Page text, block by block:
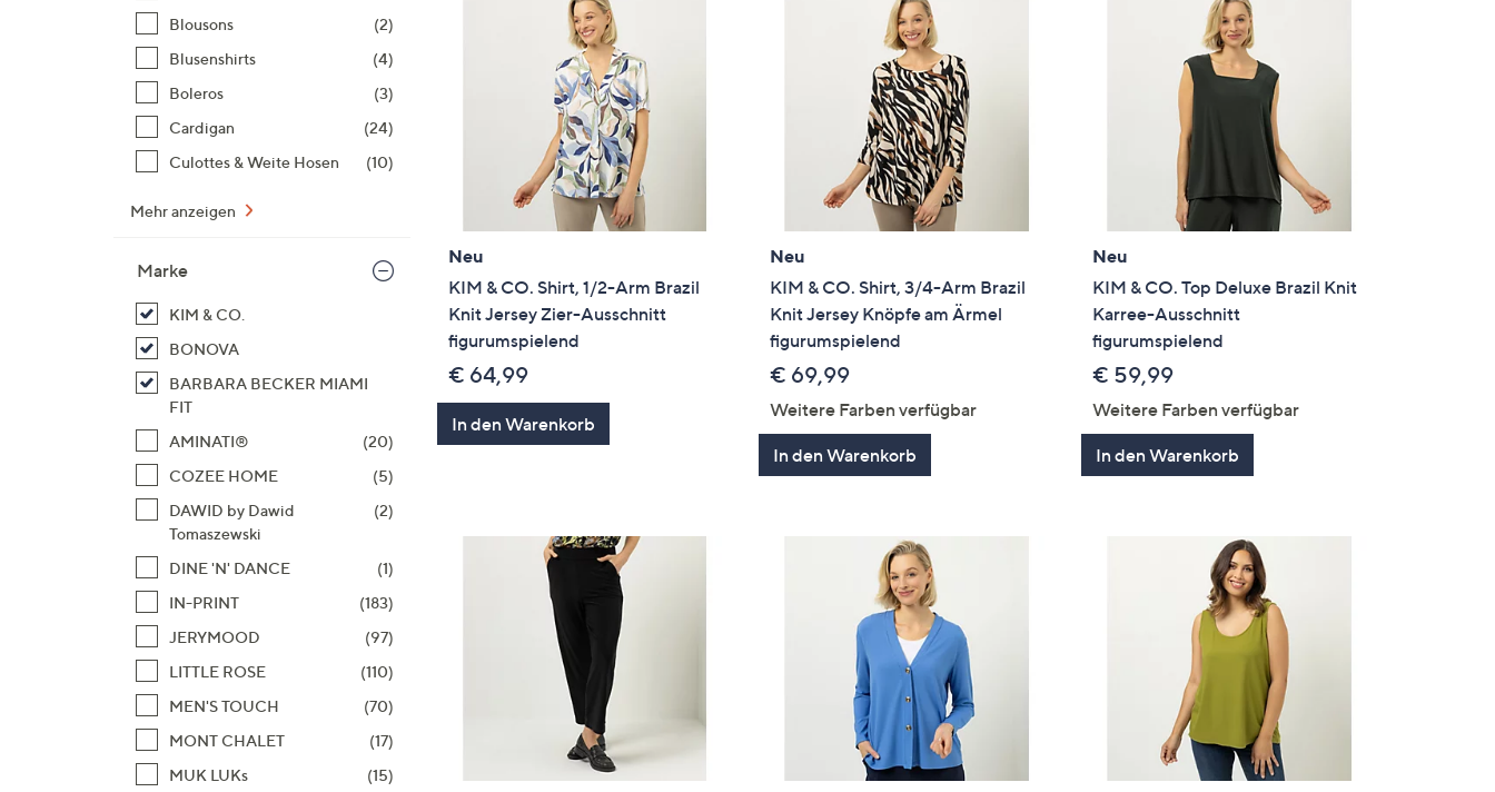
Blousons
(2)
Blusenshirts
(4)
Boleros
(3)
Cardigan
(24)
Culottes & Weite Hosen
(10)
Mehr anzeigen
Marke
KIM & CO.
BONOVA
BARBARA BECKER MIAMI
FIT
AMINATI®
(20)
COZEE HOME
(5)
DAWID by Dawid
Tomaszewski
(2)
DINE 'N' DANCE
(1)
IN-PRINT
(183)
JERYMOOD
(97)
LITTLE ROSE
(110)
MEN'S TOUCH
(70)
MONT CHALET
(17)
MUK LUKs
(15)
Neu
KIM & CO. Shirt, 1/2-Arm Brazil
Knit Jersey Zier-Ausschnitt
figurumspielend
€ 64,99
In den Warenkorb
Neu
KIM & CO. Shirt, 3/4-Arm Brazil
Knit Jersey Knöpfe am Ärmel
figurumspielend
€ 69,99
Weitere Farben verfügbar
In den Warenkorb
Neu
KIM & CO. Top Deluxe Brazil Knit
Karree-Ausschnitt
figurumspielend
€ 59,99
Weitere Farben verfügbar
In den Warenkorb